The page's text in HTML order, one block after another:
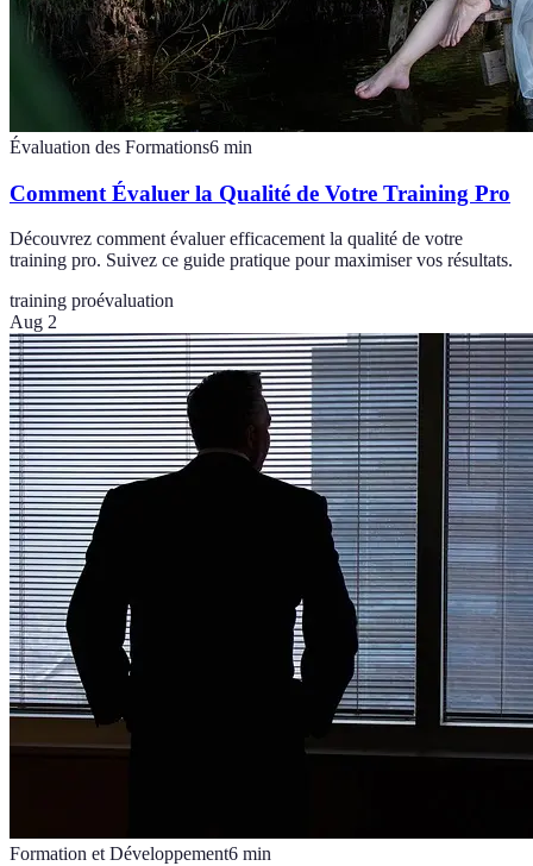
Évaluation des Formations6 min
Comment Évaluer la Qualité de Votre Training Pro
Découvrez comment évaluer efficacement la qualité de votre
training pro. Suivez ce guide pratique pour maximiser vos résultats.
training proévaluation
Aug 2
Formation et Développement6 min